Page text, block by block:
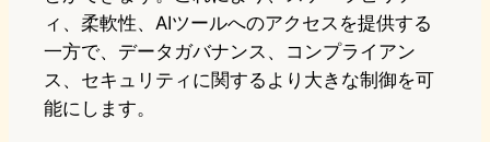
ィ、柔軟性、AIツールへのアクセスを提供する
一方で、データガバナンス、コンプライアン
ス、セキュリティに関するより大きな制御を可
能にします。